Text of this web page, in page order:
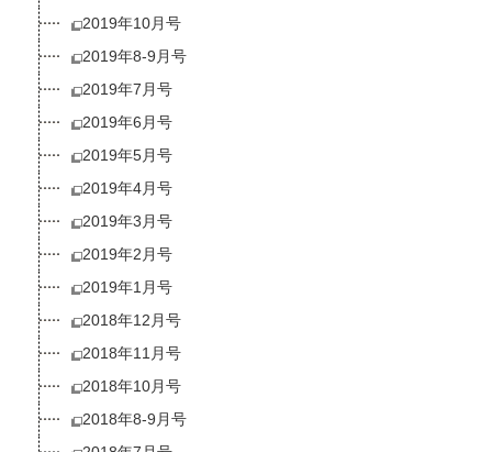
2019年10月号
2019年8-9月号
2019年7月号
2019年6月号
2019年5月号
2019年4月号
2019年3月号
2019年2月号
2019年1月号
2018年12月号
2018年11月号
2018年10月号
2018年8-9月号